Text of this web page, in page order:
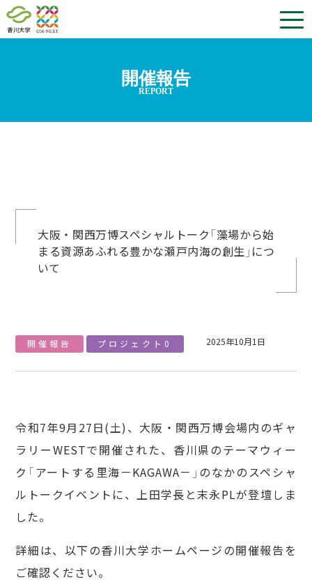
開催報告
REPORT
大阪・関西万博スペシャルトーク「藻場から始
まる資源あふれる豊かな瀬戸内海の創生」につ
いて
開催報告 プロジェクト0 2025年10月1日
令和7年9月27日(土)、大阪・関西万博会場内のギャ
ラリーWESTで開催された、香川県のテーマウィー
ク「アートする里海－KAGAWA－」のなかのスペシャ
ルトークイベントに、上田学長と末永PLが登壇しま
した。
詳細は、以下の香川大学ホームページの開催報告を
ご確認ください。